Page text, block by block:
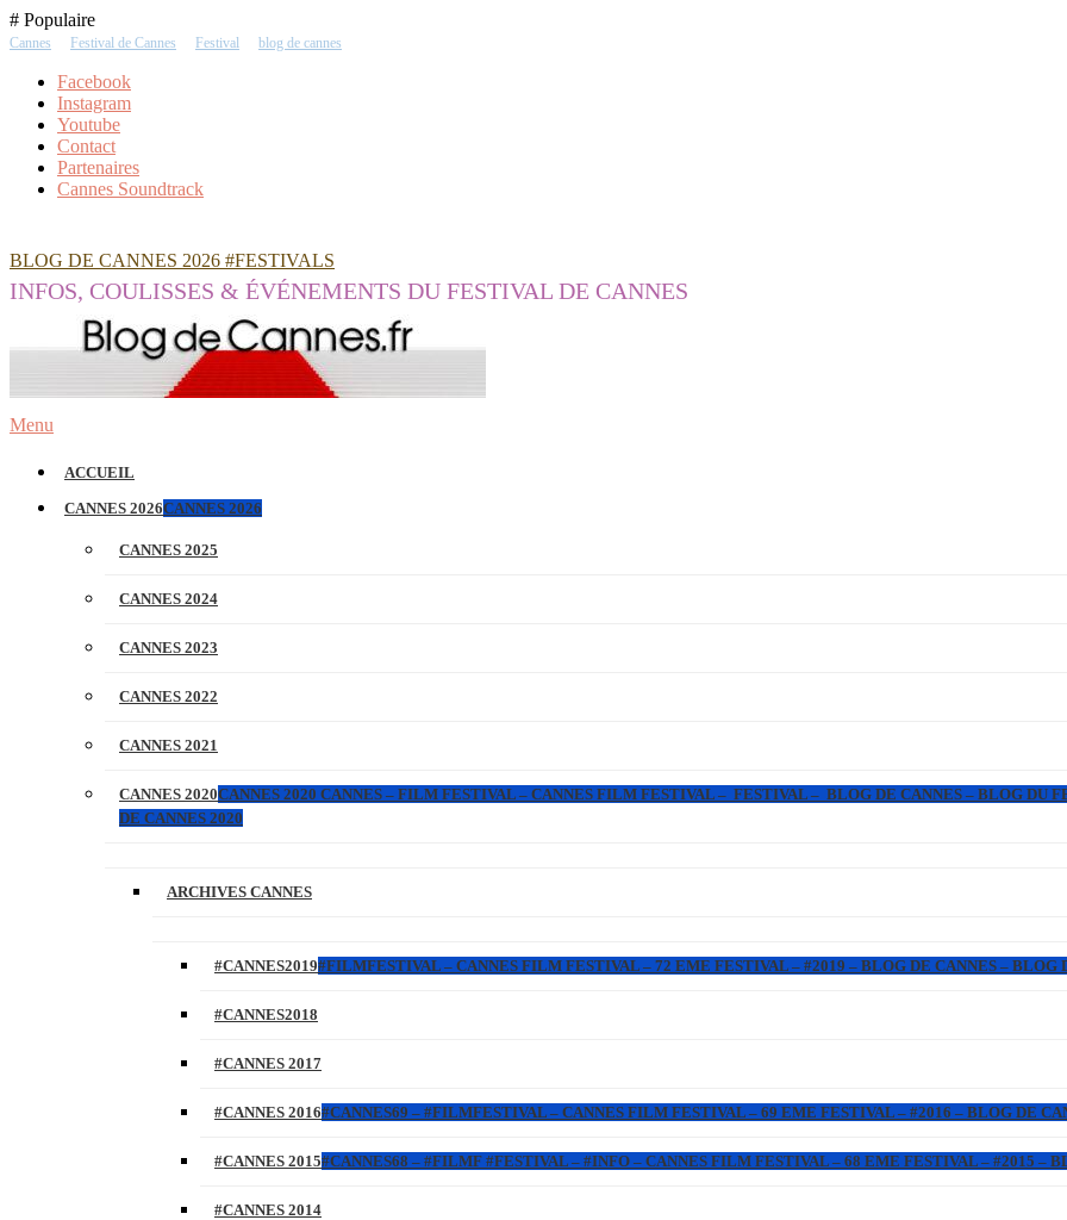
Skip
To
# Populaire
Cannes Festival de Cannes Festival blog de cannes
Facebook
Instagram
Youtube
Contact
Partenaires
Cannes Soundtrack
BLOG DE CANNES 2026 #FESTIVALS
INFOS, COULISSES & ÉVÉNEMENTS DU FESTIVAL DE CANNES
Menu
ACCUEIL
CANNES 2026CANNES 2026
CANNES 2025
CANNES 2024
CANNES 2023
CANNES 2022
CANNES 2021
CANNES 2020CANNES 2020 CANNES – FILM FESTIVAL – CANNES FILM FESTIVAL – FESTIVAL – BLOG DE CANNES – BLOG DU
DE CANNES 2020
ARCHIVES CANNES
#CANNES2019#FILMFESTIVAL – CANNES FILM FESTIVAL – 72 EME FESTIVAL – #2019 – BLOG DE CANNES – BLOG
#CANNES2018
#CANNES 2017
#CANNES 2016#CANNES69 – #FILMFESTIVAL – CANNES FILM FESTIVAL – 69 EME FESTIVAL – #2016 – BLOG DE
#CANNES 2015#CANNES68 – #FILMF #FESTIVAL – #INFO – CANNES FILM FESTIVAL – 68 EME FESTIVAL – #2015 –
#CANNES 2014